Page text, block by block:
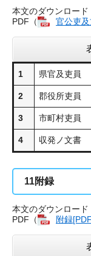
本文のダウンロード
PDF（
官公吏
1 県官及吏員
2 郡役所吏員
3 市町村吏員
4 収発ノ文書
11附録
本文のダウンロード
PDF（
附録